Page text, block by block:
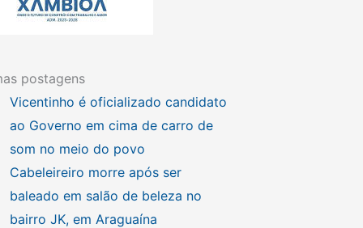
postagens
Vicentinho é oficializado candidato
ao Governo em cima de carro de
som no meio do povo
Cabeleireiro morre após ser
baleado em salão de beleza no
bairro JK, em Araguaína